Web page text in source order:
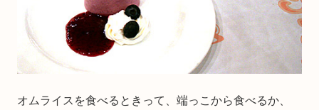
オムライスを食べるときって、端っこから食べるか、